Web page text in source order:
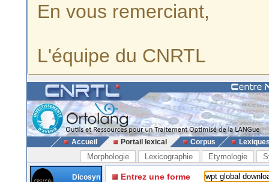
En vous remerciant,
L'équipe du CNRTL
Accueil Portail lexical Corpus
Morphologie Lexicographie Etymologie
Dicosyn
Entrez une forme